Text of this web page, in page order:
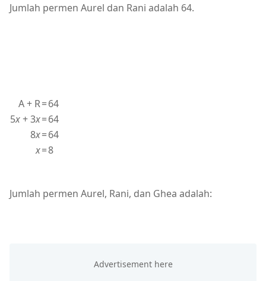
Jumlah permen Aurel dan Rani adalah 64.
A + R=64
5x+ 3x=64
8x=64
x=8
Jumlah permen Aurel, Rani, dan Ghea adalah: